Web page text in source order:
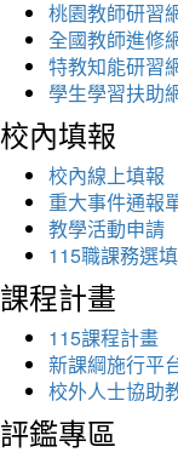
桃園教師研習
全國教師進修
特教知能研習
學生學習扶助
校內填報
校內線上填報
重大事件通報
教學活動申請
115職課務選填
課程計畫
115課程計畫
新課綱施行平
校外人士協助
評鑑專區